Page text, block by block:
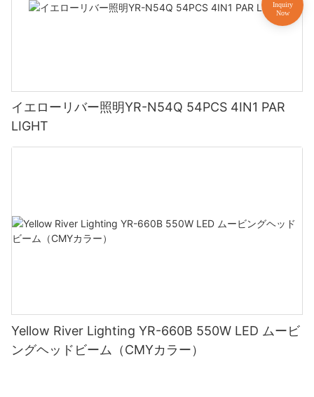
イエローリバー照明YR-N54Q 54PCS 4IN1 PAR
LIGHT
Yellow River Lighting YR-660B 550W LED ムービ
ングヘッドビーム（CMYカラー）